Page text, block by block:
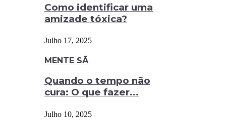
Como identificar uma
amizade tóxica?
Julho 17, 2025
MENTE SÃ
Quando o tempo não
cura: O que fazer...
Julho 10, 2025